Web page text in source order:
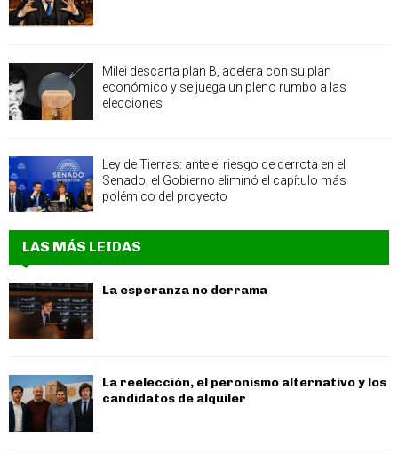
Milei descarta plan B, acelera con su plan
económico y se juega un pleno rumbo a las
elecciones
Ley de Tierras: ante el riesgo de derrota en el
Senado, el Gobierno eliminó el capítulo más
polémico del proyecto
LAS MÁS LEIDAS
La esperanza no derrama
La reelección, el peronismo alternativo y los
candidatos de alquiler